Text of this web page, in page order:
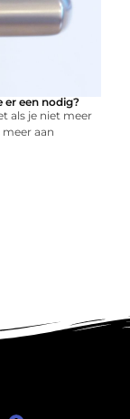
er een nodig?
als je niet meer
aan